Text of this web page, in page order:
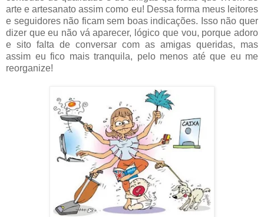
arte e artesanato assim como eu! Dessa forma meus leitores
e seguidores não ficam sem boas indicações. Isso não quer
dizer que eu não vá aparecer, lógico que vou, porque adoro
e sito falta de conversar com as amigas queridas, mas
assim eu fico mais tranquila, pelo menos até que eu me
reorganize!